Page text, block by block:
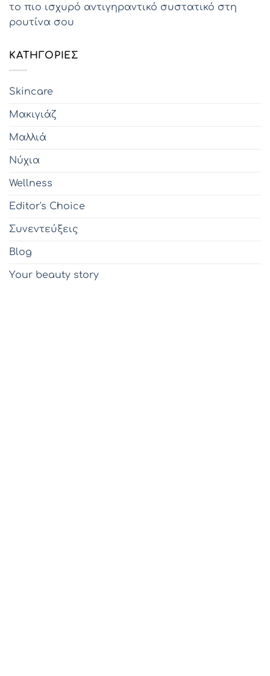
το πιο ισχυρό αντιγηραντικό συστατικό στη
ρουτίνα σου
KΑΤΗΓΟΡΊΕΣ
Skincare
Μακιγιάζ
Μαλλιά
Νύχια
Wellness
Editor's Choice
Συνεντεύξεις
Blog
Υour beauty story